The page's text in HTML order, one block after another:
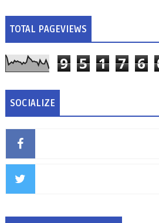
TOTAL PAGEVIEWS
9 5 1 7 6
SOCIALIZE